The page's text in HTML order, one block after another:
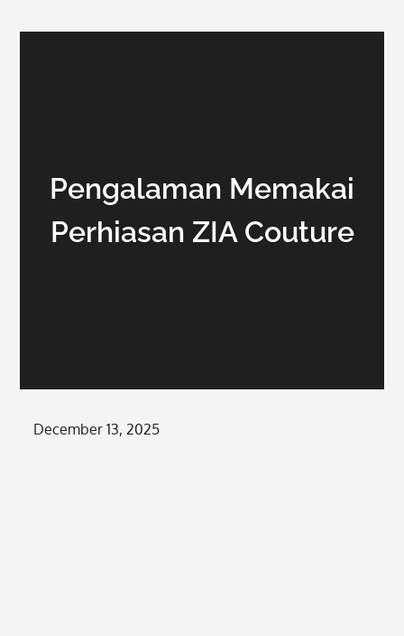
Pengalaman Memakai
Perhiasan ZIA Couture
Posted
December 13, 2025